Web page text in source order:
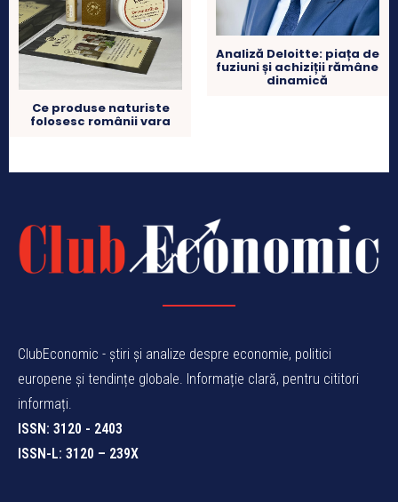
Ce produse naturiste
folosesc românii vara
Analiză Deloitte: piața de
fuziuni și achiziții rămâne
dinamică
ClubEconomic - știri și analize despre economie, politici
europene și tendințe globale. Informație clară, pentru cititori
informați.
ISSN: 3120 - 2403
ISSN-L: 3120 – 239X